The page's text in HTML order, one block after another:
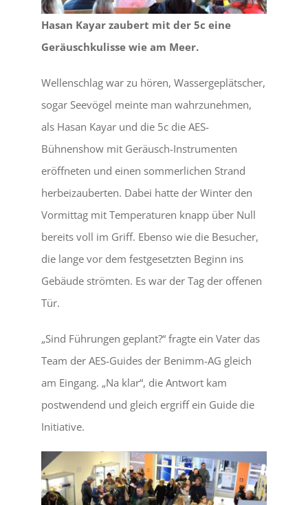
Hasan Kayar zaubert mit der 5c eine
Geräuschkulisse wie am Meer.
Wellenschlag war zu hören, Wassergeplätscher,
sogar Seevögel meinte man wahrzunehmen,
als Hasan Kayar und die 5c die AES-
Bühnenshow mit Geräusch-Instrumenten
eröffneten und einen sommerlichen Strand
herbeizauberten. Dabei hatte der Winter den
Vormittag mit Temperaturen knapp über Null
bereits voll im Griff. Ebenso wie die Besucher,
die lange vor dem festgesetzten Beginn ins
Gebäude strömten. Es war der Tag der offenen
Tür.
„Sind Führungen geplant?“ fragte ein Vater das
Team der AES-Guides der Benimm-AG gleich
am Eingang. „Na klar“, die Antwort kam
postwendend und gleich ergriff ein Guide die
Initiative.